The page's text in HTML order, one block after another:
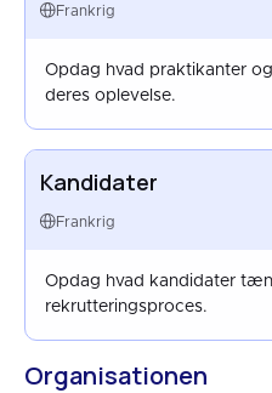
Frankrig
Opdag hvad praktikanter
deres oplevelse.
Kandidater
Frankrig
Opdag hvad kandidater
rekrutteringsproces.
Organisationen